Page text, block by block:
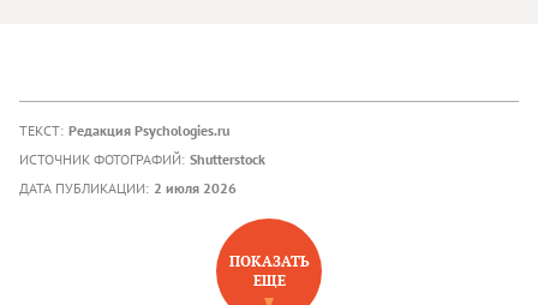
ТЕКСТ: Редакция Psychologies.ru
ИСТОЧНИК ФОТОГРАФИЙ: Shutterstock
ДАТА ПУБЛИКАЦИИ: 2 июля 2026
НОВОЕ НА САЙТЕ
ПОКАЗАТЬ
ЕЩЕ